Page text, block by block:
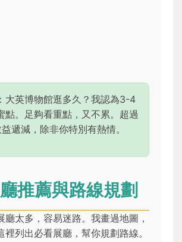
大英博物館逛多久？我認為3-4
點。足夠看重點，又不累。超過
遞減，除非你特別有熱情。
推薦與路線規劃
廳太多，容易迷路。我畫過地圖，
裡列出必看展廳，幫你規劃路線。